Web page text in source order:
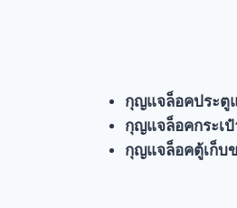
กุญแจล็อคประตู
กุญแจล็อคกระเป๋
กุญแจล็อคตู้เก็บ